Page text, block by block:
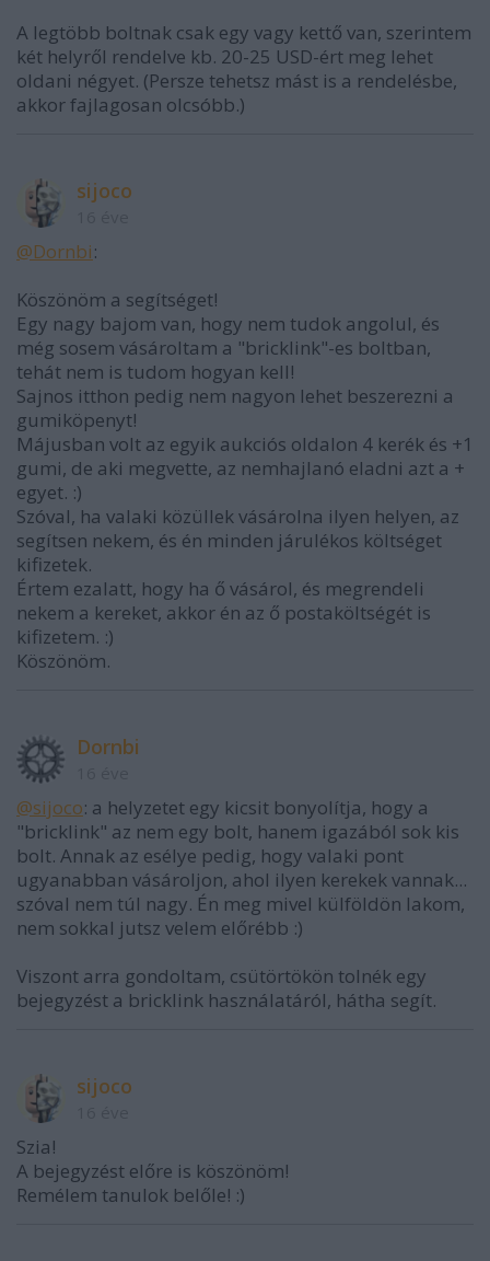
A legtöbb boltnak csak egy vagy kettő van, szerintem
két helyről rendelve kb. 20-25 USD-ért meg lehet
oldani négyet. (Persze tehetsz mást is a rendelésbe,
akkor fajlagosan olcsóbb.)
sijoco
@Dornbi:
Köszönöm a segítséget!
Egy nagy bajom van, hogy nem tudok angolul, és
még sosem vásároltam a "bricklink"-es boltban,
tehát nem is tudom hogyan kell!
Sajnos itthon pedig nem nagyon lehet beszerezni a
gumiköpenyt!
Májusban volt az egyik aukciós oldalon 4 kerék és +1
gumi, de aki megvette, az nemhajlanó eladni azt a +
egyet. :)
Szóval, ha valaki közüllek vásárolna ilyen helyen, az
segítsen nekem, és én minden járulékos költséget
kifizetek.
Értem ezalatt, hogy ha ő vásárol, és megrendeli
nekem a kereket, akkor én az ő postaköltségét is
kifizetem. :)
Köszönöm.
Dornbi
@sijoco: a helyzetet egy kicsit bonyolítja, hogy a
"bricklink" az nem egy bolt, hanem igazából sok kis
bolt. Annak az esélye pedig, hogy valaki pont
ugyanabban vásároljon, ahol ilyen kerekek vannak...
szóval nem túl nagy. Én meg mivel külföldön lakom,
nem sokkal jutsz velem előrébb :)
Viszont arra gondoltam, csütörtökön tolnék egy
bejegyzést a bricklink használatáról, hátha segít.
sijoco
Szia!
A bejegyzést előre is köszönöm!
Remélem tanulok belőle! :)